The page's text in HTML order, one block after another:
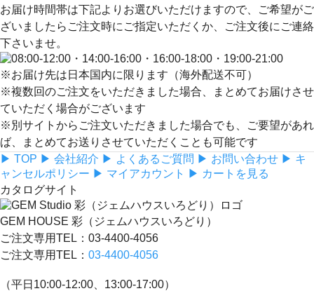
お届け時間帯は下記よりお選びいただけますので、ご希望がご
ざいましたらご注文時にご指定いただくか、ご注文後にご連絡
下さいませ。
※お届け先は日本国内に限ります（海外配送不可）
※複数回のご注文をいただきました場合、まとめてお届けさせ
ていただく場合がございます
※別サイトからご注文いただきました場合でも、ご要望があれ
ば、まとめてお送りさせていただくことも可能です
▶ TOP ▶ 会社紹介 ▶ よくあるご質問 ▶ お問い合わせ ▶ キ
ャンセルポリシー ▶ マイアカウント
▶ カートを見る
カタログサイト
GEM HOUSE 彩（ジェムハウスいろどり）
ご注文専用TEL：03-4400-4056
ご注文専用TEL： 03-4400-4056
（平日10:00-12:00、13:00-17:00）